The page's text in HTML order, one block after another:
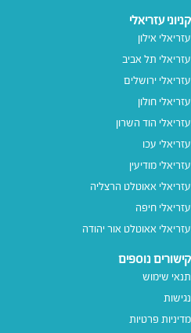
קניוני עזריאלי
עזריאלי אילון
עזריאלי תל אביב
עזריאלי ירושלים
עזריאלי חולון
עזריאלי הוד השרון
עזריאלי עכו
עזריאלי מודיעין
עזריאלי אאוטלט הרצליה
עזריאלי חיפה
עזריאלי אאוטלט אור יהודה
קישורים נוספים
תנאי שימוש
נגישות
מדיניות פרטיות